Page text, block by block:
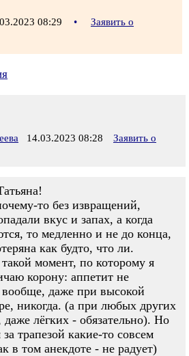
08:29 •
Заявить о
14.03.2023 08:28
Заявить о
то без извращений,
вкус и запах, а когда
то медленно и не до конца,
как будто, что ли.
момент, по которому я
корону: аппетит не
вообще, даже при высокой
никогда. (а при любых других
даже лёгких - обязательно). Но
трапезой какие-то совсем
в том анекдоте - не радует)